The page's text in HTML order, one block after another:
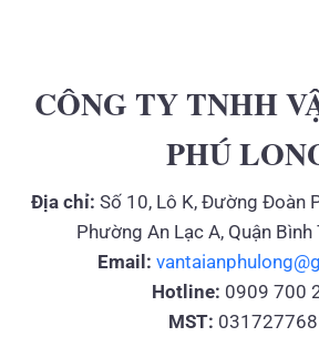
CÔNG TY TNHH
PHÚ
Địa chỉ: Số 10, Lô K, Đường Đoàn
Phường An Lạc A, Quận Bình
Email:
Hotline: 0909 700
MST: